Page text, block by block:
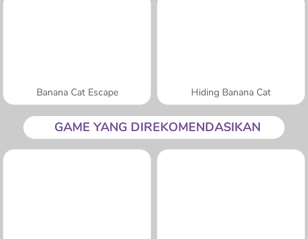
Banana Cat Escape Hiding Banana Cat
GAME YANG DIREKOMENDASIKAN